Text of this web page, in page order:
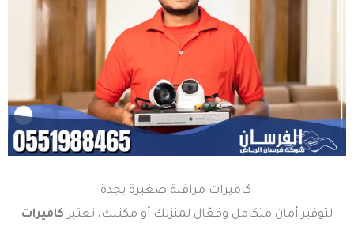
كاميرات مراقبة صغيرة بجدة
لتوفير أمان متكامل وفعّال لمنزلك أو مكتبك، تعتبر كاميرات